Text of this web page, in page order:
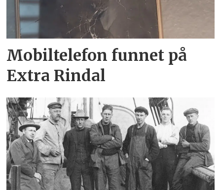
Mobiltelefon funnet på
Extra Rindal